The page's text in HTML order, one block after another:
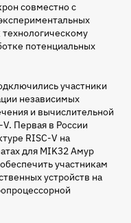
совместно с
потенциальных
участники
независимых
и вычислительной
Первая в России
RISC-V на
для MIK32 Амур
участникам
устройств на